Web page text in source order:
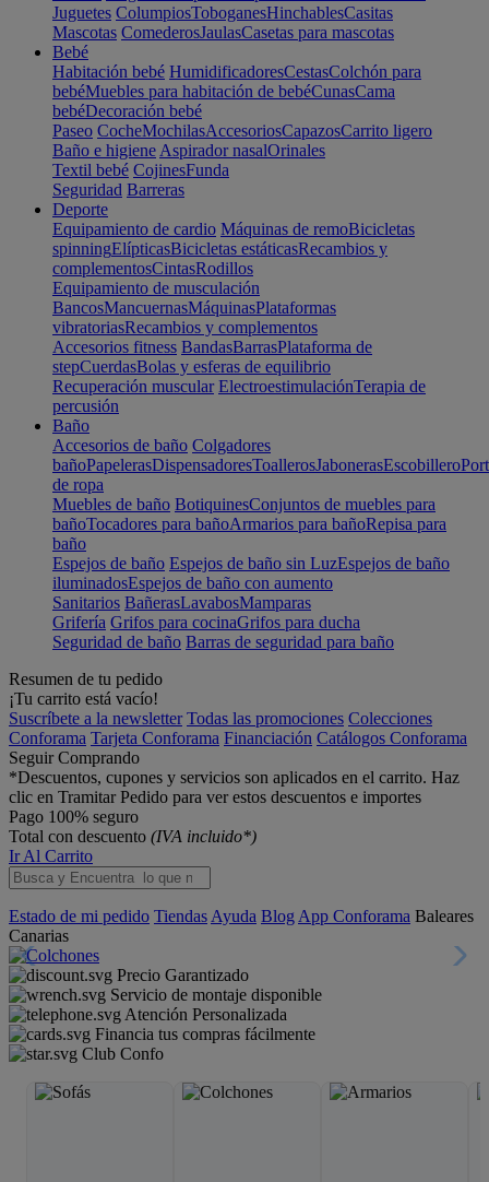
Juguetes ColumpiosToboganesHinchablesCasitas
Mascotas ComederosJaulasCasetas para mascotas
Bebé
Habitación bebé HumidificadoresCestasColchón para
bebéMuebles para habitación de bebéCunasCama
bebéDecoración bebé
Paseo CocheMochilasAccesoriosCapazosCarrito ligero
Baño e higiene Aspirador nasalOrinales
Textil bebé CojinesFunda
Seguridad Barreras
Deporte
Equipamiento de cardio Máquinas de remoBicicletas
spinningElípticasBicicletas estáticasRecambios y
complementosCintasRodillos
Equipamiento de musculación
BancosMancuernasMáquinasPlataformas
vibratoriasRecambios y complementos
Accesorios fitness BandasBarrasPlataforma de
stepCuerdasBolas y esferas de equilibrio
Recuperación muscular ElectroestimulaciónTerapia de
percusión
Baño
Accesorios de baño Colgadores
bañoPapelerasDispensadoresToallerosJabonerasEscobillero
de ropa
Muebles de baño BotiquinesConjuntos de muebles para
bañoTocadores para bañoArmarios para bañoRepisa para
baño
Espejos de baño Espejos de baño sin LuzEspejos de baño
iluminadosEspejos de baño con aumento
Sanitarios BañerasLavabosMamparas
Grifería Grifos para cocinaGrifos para ducha
Seguridad de baño Barras de seguridad para baño
Resumen de tu pedido
¡Tu carrito está vacío!
Suscríbete a la newsletter Todas las promociones Colecciones
Conforama Tarjeta Conforama Financiación Catálogos Conforama
Seguir Comprando
*Descuentos, cupones y servicios son aplicados en el carrito. Haz
clic en Tramitar Pedido para ver estos descuentos e importes
Pago 100% seguro
Total con descuento (IVA incluido*)
Ir Al Carrito
Estado de mi pedido Tiendas Ayuda Blog App Conforama Baleares
Canarias
Precio Garantizado
Servicio de montaje disponible
Atención Personalizada
Financia tus compras fácilmente
Club Confo